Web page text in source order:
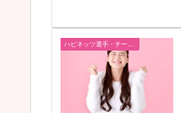
ハピネッツ選手・チーム・ゲーム情報